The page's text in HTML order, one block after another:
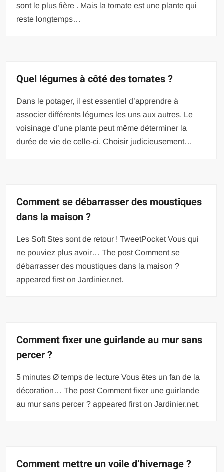
sont le plus fière . Mais la tomate est une plante qui
reste longtemps…
Quel légumes à côté des tomates ?
Dans le potager, il est essentiel d’apprendre à
associer différents légumes les uns aux autres. Le
voisinage d’une plante peut même déterminer la
durée de vie de celle-ci. Choisir judicieusement…
Comment se débarrasser des moustiques
dans la maison ?
Les Soft Stes sont de retour ! TweetPocket Vous qui
ne pouviez plus avoir… The post Comment se
débarrasser des moustiques dans la maison ?
appeared first on Jardinier.net.
Comment fixer une guirlande au mur sans
percer ?
5 minutes Ø temps de lecture Vous êtes un fan de la
décoration… The post Comment fixer une guirlande
au mur sans percer ? appeared first on Jardinier.net.
Comment mettre un voile d’hivernage ?